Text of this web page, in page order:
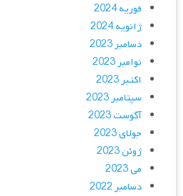
فوریه 2024
ژانویه 2024
دسامبر 2023
نوامبر 2023
اکتبر 2023
سپتامبر 2023
آگوست 2023
جولای 2023
ژوئن 2023
می 2023
دسامبر 2022